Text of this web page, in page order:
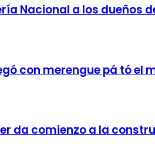
Nacional a los dueños
con merengue pá tó el
da comienzo a la